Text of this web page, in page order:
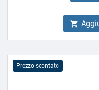

Prezzo scontato